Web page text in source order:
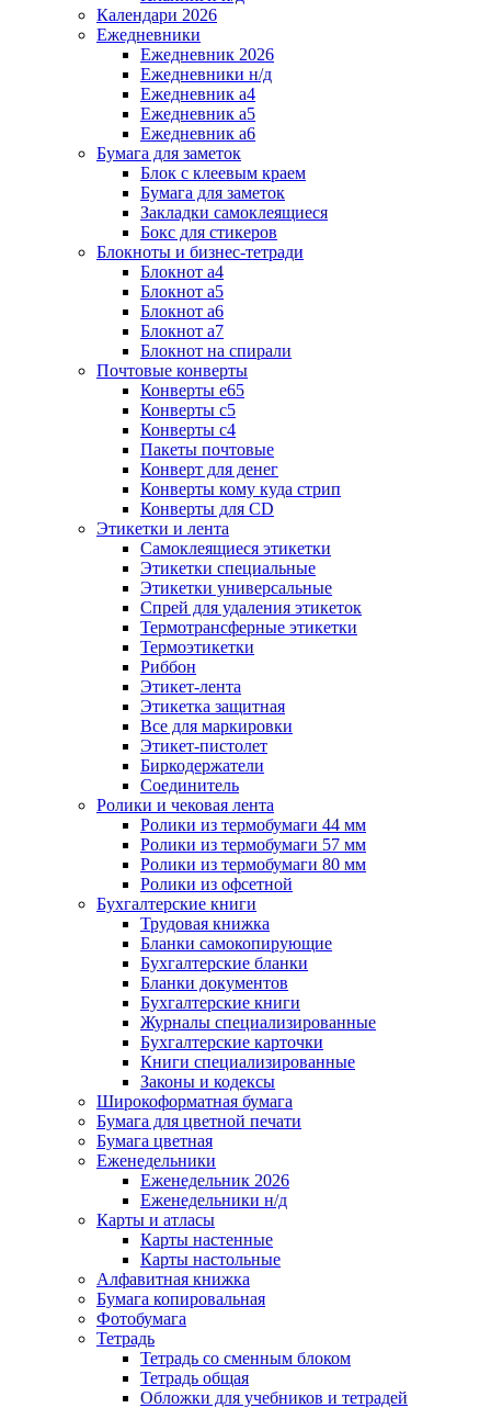
Календари 2026
Ежедневники
Ежедневник 2026
Ежедневники н/д
Ежедневник а4
Ежедневник а5
Ежедневник а6
Бумага для заметок
Блок с клеевым краем
Бумага для заметок
Закладки самоклеящиеся
Бокс для стикеров
Блокноты и бизнес-тетради
Блокнот а4
Блокнот а5
Блокнот а6
Блокнот а7
Блокнот на спирали
Почтовые конверты
Конверты е65
Конверты с5
Конверты с4
Пакеты почтовые
Конверт для денег
Конверты кому куда стрип
Конверты для CD
Этикетки и лента
Самоклеящиеся этикетки
Этикетки специальные
Этикетки универсальные
Спрей для удаления этикеток
Термотрансферные этикетки
Термоэтикетки
Риббон
Этикет-лента
Этикетка защитная
Все для маркировки
Этикет-пистолет
Биркодержатели
Соединитель
Ролики и чековая лента
Ролики из термобумаги 44 мм
Ролики из термобумаги 57 мм
Ролики из термобумаги 80 мм
Ролики из офсетной
Бухгалтерские книги
Трудовая книжка
Бланки самокопирующие
Бухгалтерские бланки
Бланки документов
Бухгалтерские книги
Журналы специализированные
Бухгалтерские карточки
Книги специализированные
Законы и кодексы
Широкоформатная бумага
Бумага для цветной печати
Бумага цветная
Еженедельники
Еженедельник 2026
Еженедельники н/д
Карты и атласы
Карты настенные
Карты настольные
Алфавитная книжка
Бумага копировальная
Фотобумага
Тетрадь
Тетрадь со сменным блоком
Тетрадь общая
Обложки для учебников и тетрадей